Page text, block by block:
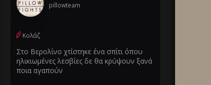
pillowteam
Κολάζ
Στο Βερολίνο χτίστηκε ένα σπίτι όπου
ηλικιωμένες λεσβίες δε θα κρύψουν ξανά
ποια αγαπούν